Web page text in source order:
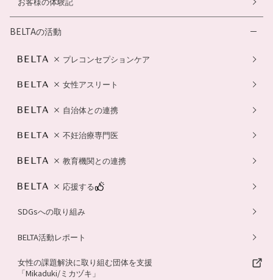
BELTAの活動
プレコンセプションケア
女性アスリート
自治体との連携
不妊治療専門医
教育機関との連携
応援する
SDGsへの取り組み
BELTA活動レポート
女性の課題解決に取り組む団体を支援
「Mikaduki/ミカヅキ」